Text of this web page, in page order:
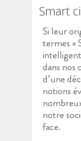
Smart
Si leur
termes «
dans nos
d’une
notions
notre
face.